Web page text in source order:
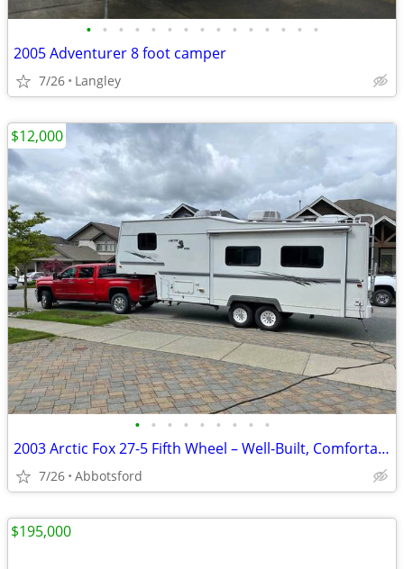
• • • • • • • • • • • • • • •
2005 Adventurer 8 foot camper
7/26 Langley
• • • • • • • • •
2003 Arctic Fox 27-5 Fifth Wheel – Well-Built, Comfortable & Ready
7/26 Abbotsford
$12,000
$195,000